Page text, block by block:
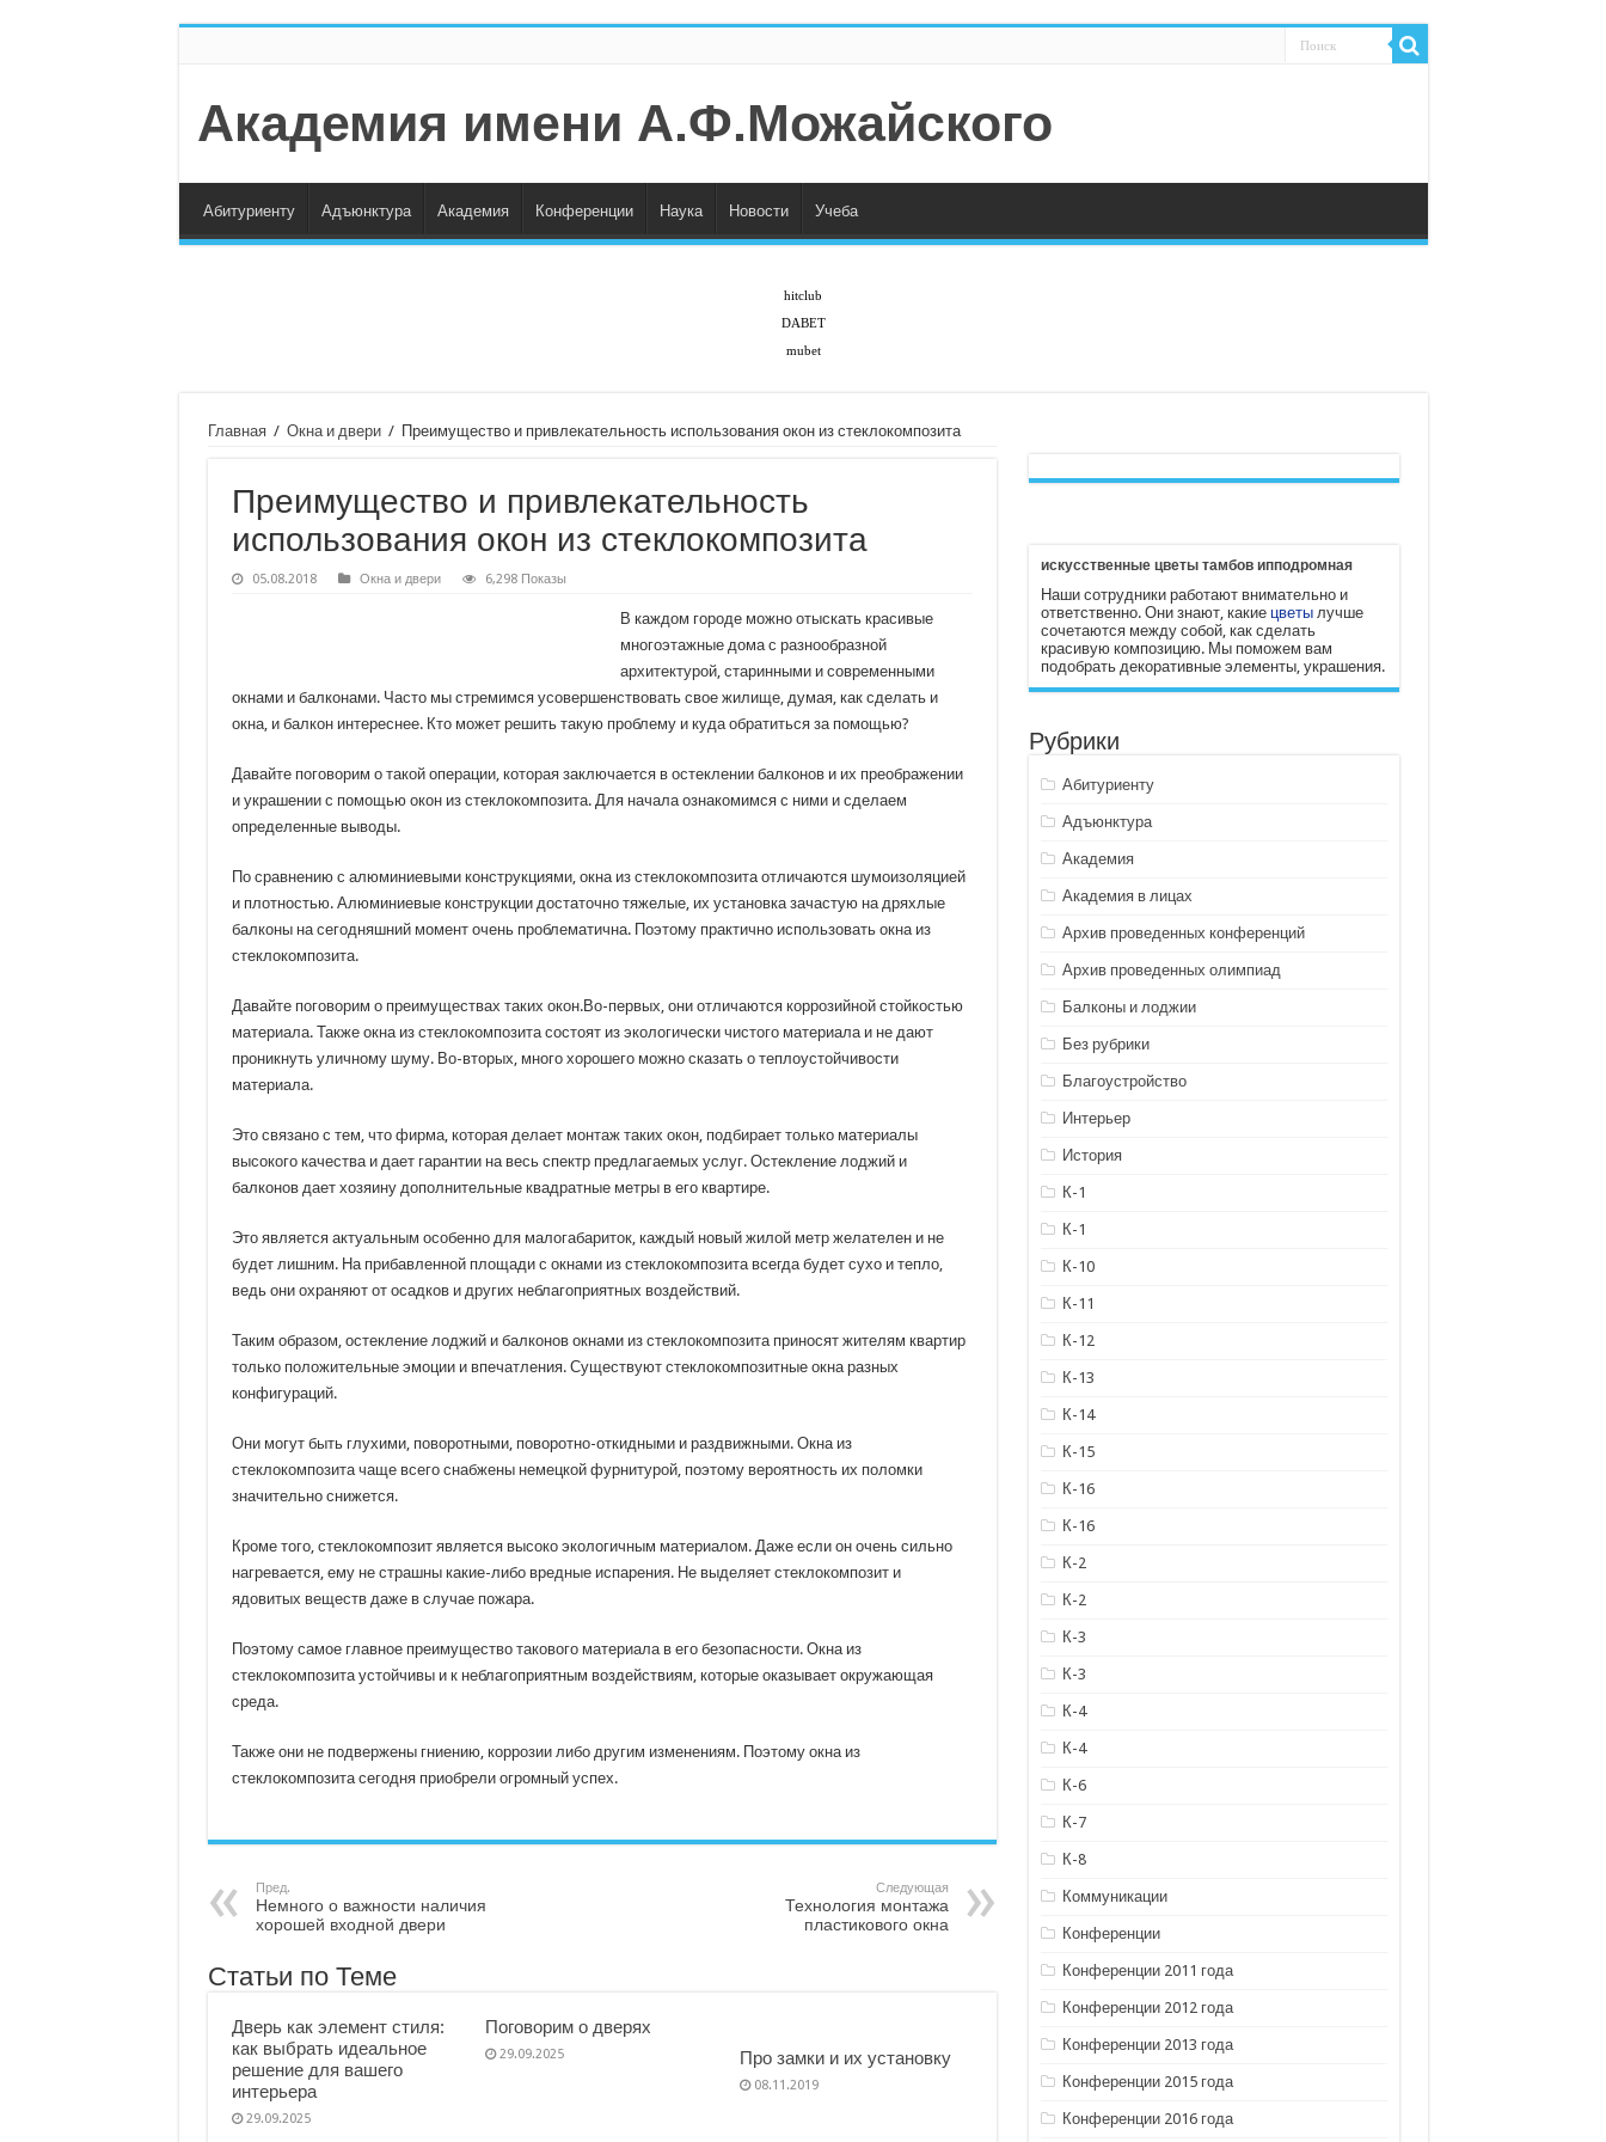
Академия имени А.Ф.Можайского
Абитуриенту Адъюнктура Академия Конференции Наука Новости Учеба
hitclub
DABET
mubet
Главная / Окна и двери / Преимущество и привлекательность использования окон из стеклокомпозита
Преимущество и привлекательность
использования окон из стеклокомпозита
05.08.2018 Окна и двери 6,298 Показы
В каждом городе можно отыскать красивые
многоэтажные дома с разнообразной
архитектурой, старинными и современными
окнами и балконами. Часто мы стремимся усовершенствовать свое жилище, думая, как сделать и
окна, и балкон интереснее. Кто может решить такую проблему и куда обратиться за помощью?
Давайте поговорим о такой операции, которая заключается в остеклении балконов и их преображении
и украшении с помощью окон из стеклокомпозита. Для начала ознакомимся с ними и сделаем
определенные выводы.
По сравнению с алюминиевыми конструкциями, окна из стеклокомпозита отличаются шумоизоляцией
и плотностью. Алюминиевые конструкции достаточно тяжелые, их установка зачастую на дряхлые
балконы на сегодняшний момент очень проблематична. Поэтому практично использовать окна из
стеклокомпозита.
Давайте поговорим о преимуществах таких окон.Во-первых, они отличаются коррозийной стойкостью
материала. Также окна из стеклокомпозита состоят из экологически чистого материала и не дают
проникнуть уличному шуму. Во-вторых, много хорошего можно сказать о теплоустойчивости
материала.
Это связано с тем, что фирма, которая делает монтаж таких окон, подбирает только материалы
высокого качества и дает гарантии на весь спектр предлагаемых услуг. Остекление лоджий и
балконов дает хозяину дополнительные квадратные метры в его квартире.
Это является актуальным особенно для малогабариток, каждый новый жилой метр желателен и не
будет лишним. На прибавленной площади с окнами из стеклокомпозита всегда будет сухо и тепло,
ведь они охраняют от осадков и других неблагоприятных воздействий.
Таким образом, остекление лоджий и балконов окнами из стеклокомпозита приносят жителям квартир
только положительные эмоции и впечатления. Существуют стеклокомпозитные окна разных
конфигураций.
Они могут быть глухими, поворотными, поворотно-откидными и раздвижными. Окна из
стеклокомпозита чаще всего снабжены немецкой фурнитурой, поэтому вероятность их поломки
значительно снижется.
Кроме того, стеклокомпозит является высоко экологичным материалом. Даже если он очень сильно
нагревается, ему не страшны какие-либо вредные испарения. Не выделяет стеклокомпозит и
ядовитых веществ даже в случае пожара.
Поэтому самое главное преимущество такового материала в его безопасности. Окна из
стеклокомпозита устойчивы и к неблагоприятным воздействиям, которые оказывает окружающая
среда.
Также они не подвержены гниению, коррозии либо другим изменениям. Поэтому окна из
стеклокомпозита сегодня приобрели огромный успех.
Пред.
Немного о важности наличия
хорошей входной двери
Следующая
Технология монтажа
пластикового окна
Статьи по Теме
Дверь как элемент стиля:
как выбрать идеальное
решение для вашего
интерьера
29.09.2025
Поговорим о дверях
29.09.2025 Про замки и их установку
08.11.2019
искусственные цветы тамбов ипподромная
Наши сотрудники работают внимательно и
ответственно. Они знают, какие цветылучше
сочетаются между собой, как сделать
красивую композицию. Мы поможем вам
подобрать декоративные элементы, украшения.
Рубрики
Абитуриенту
Адъюнктура
Академия
Академия в лицах
Архив проведенных конференций
Архив проведенных олимпиад
Балконы и лоджии
Без рубрики
Благоустройство
Интерьер
История
К-1
К-1
К-10
К-11
К-12
К-13
К-14
К-15
К-16
К-16
К-2
К-2
К-3
К-3
К-4
К-4
К-6
К-7
К-8
Коммуникации
Конференции
Конференции 2011 года
Конференции 2012 года
Конференции 2013 года
Конференции 2015 года
Конференции 2016 года